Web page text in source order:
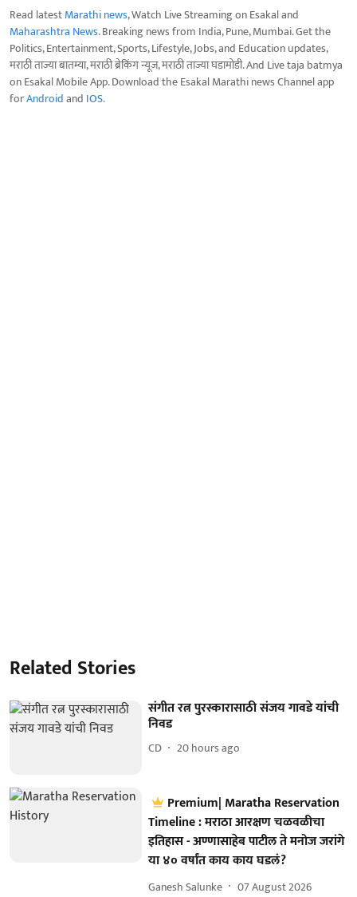
Read latestMarathi news, Watch Live Streaming on Esakal and
Maharashtra News. Breaking news from India, Pune, Mumbai. Get the
Politics, Entertainment, Sports, Lifestyle, Jobs, and Education updates,
मराठी ताज्या बातम्या, मराठी ब्रेकिंग न्यूज, मराठी ताज्या घडामोडी. And Live taja batmya
on Esakal Mobile App. Download the Esakal Marathi news Channel app
forAndroidand IOS.
Related Stories
संगीत रत्न पुरस्कारासाठी संजय गावडे यांची
निवड
CD 20 hours ago
Premium| Maratha Reservation
Timeline : मराठा आरक्षण चळवळीचा
इतिहास - अण्णासाहेब पाटील ते मनोज जरांगे
या ४० वर्षांत काय काय घडलं?
Ganesh Salunke 07 August 2026